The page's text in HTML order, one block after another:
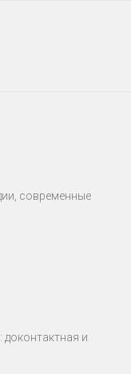
современные
и